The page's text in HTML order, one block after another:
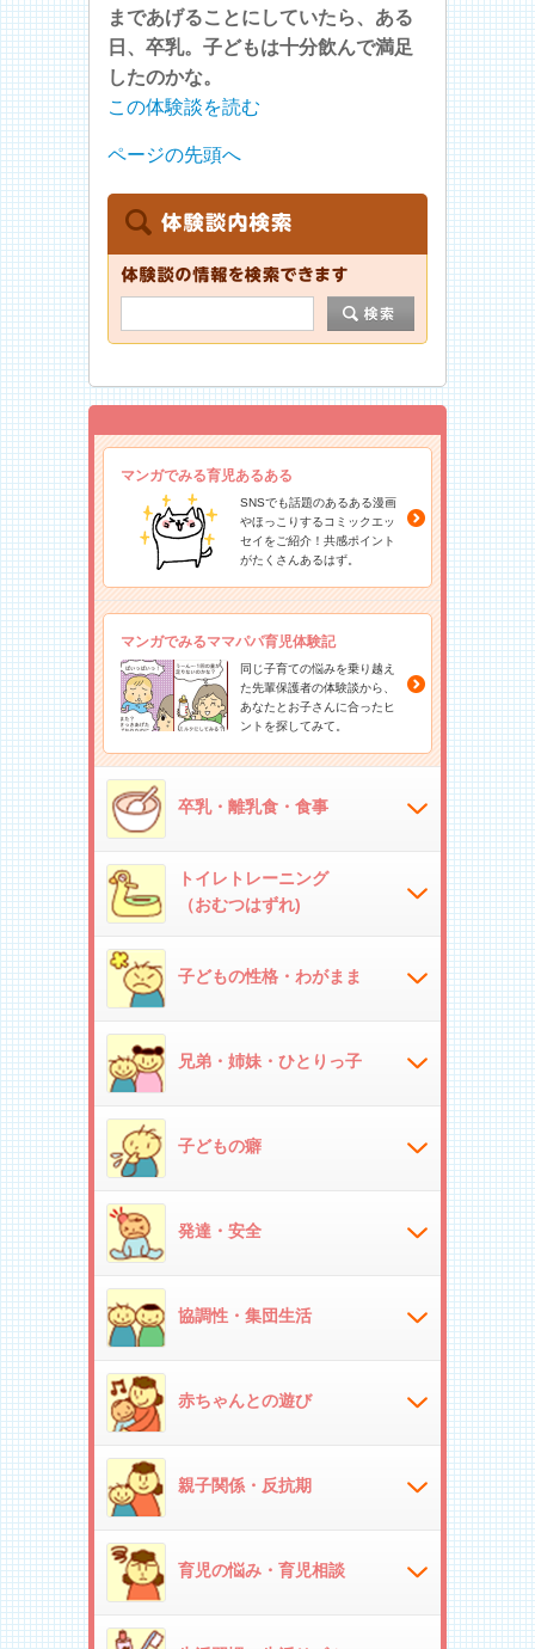
まであげることにしていたら、ある
日、卒乳。子どもは十分飲んで満足
したのかな。
この体験談を読む
ページの先頭へ
マンガでみる育児あるある
SNSでも話題のあるある漫画
やほっこりするコミックエッ
セイをご紹介！共感ポイント
がたくさんあるはず。
マンガでみるママパパ育児体験記
同じ子育ての悩みを乗り越え
た先輩保護者の体験談から、
あなたとお子さんに合ったヒ
ントを探してみて。
卒乳・離乳食・食事
トイレトレーニング
（おむつはずれ)
子どもの性格・わがまま
兄弟・姉妹・ひとりっ子
子どもの癖
発達・安全
協調性・集団生活
赤ちゃんとの遊び
親子関係・反抗期
育児の悩み・育児相談